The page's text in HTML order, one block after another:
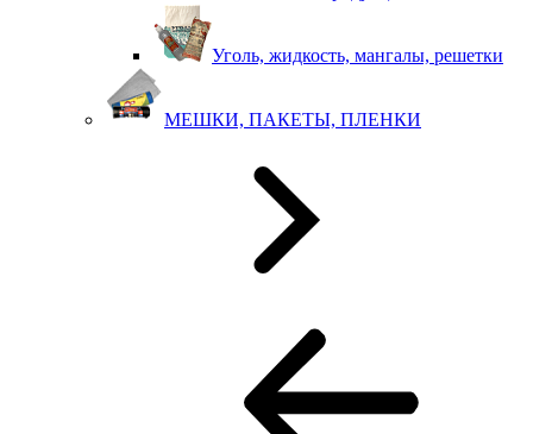
Уголь, жидкость, мангалы, решетки
МЕШКИ, ПАКЕТЫ, ПЛЕНКИ